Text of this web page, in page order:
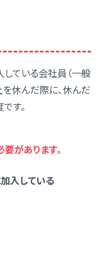
ている会社員（一般
休んだ際に、休んだ
す。
があります。
入している